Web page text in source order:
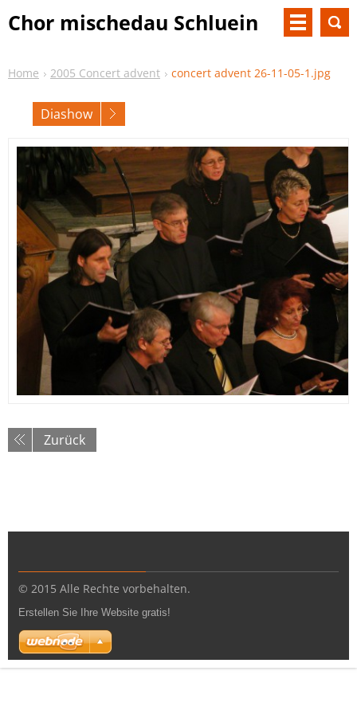
Chor mischedau Schluein
Home 2005 Concert advent concert advent 26-11-05-1.jpg
Diashow
Zurück
© 2015 Alle Rechte vorbehalten.
Erstellen Sie Ihre Website gratis!